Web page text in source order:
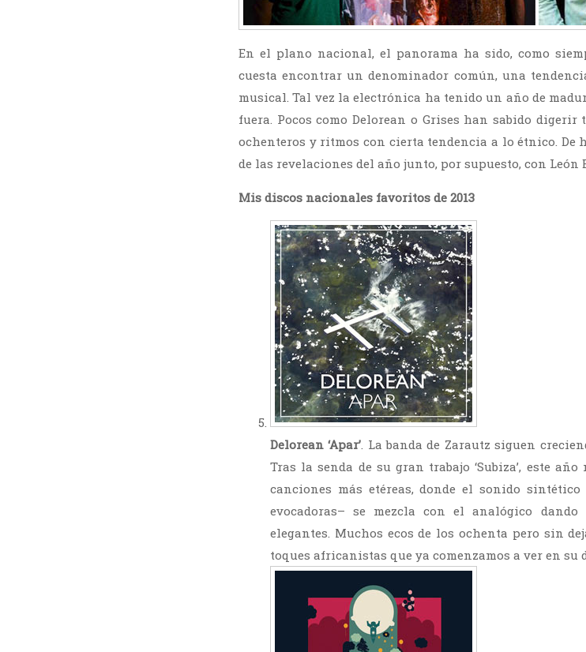
En el plano nacional, el panorama ha sido, como
cuesta encontrar un denominador común, una
musical. Tal vez la electrónica ha tenido un año de
fuera. Pocos como Delorean o Grises han sabido
ochenteros y ritmos con cierta tendencia a lo étnico. De
de las revelaciones del año junto, por supuesto, con León
Mis discos nacionales favoritos de 2013
Delorean ‘Apar’. La banda de Zarautz siguen
Tras la senda de su gran trabajo ‘Subiza’, este
canciones más etéreas, donde el sonido sintético
evocadoras– se mezcla con el analógico
elegantes. Muchos ecos de los ochenta pero sin
toques africanistas que ya comenzamos a ver en su